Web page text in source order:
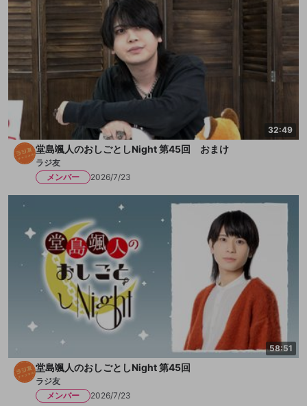
32:49
堂島颯人のおしごとしNight 第45回 おまけ
ラジ友
メンバー
2026/7/23
58:51
堂島颯人のおしごとしNight 第45回
ラジ友
メンバー
2026/7/23